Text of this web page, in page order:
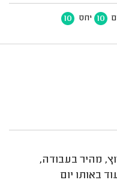
10 יחס 10
מהיר בעבודה,
באותו יום